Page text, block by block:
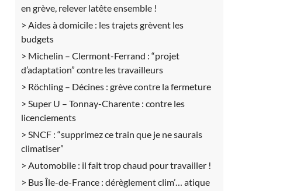
en grève, relever latête ensemble !
Aides à domicile : les trajets grèvent les
budgets
Michelin – Clermont-Ferrand : “projet
d’adaptation” contre les travailleurs
Röchling – Décines : grève contre la fermeture
Super U – Tonnay-Charente : contre les
licenciements
SNCF : “supprimez ce train que je ne saurais
climatiser”
Automobile : il fait trop chaud pour travailler !
Bus Île-de-France : dérèglement clim’… atique